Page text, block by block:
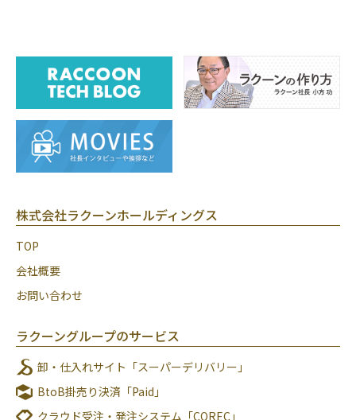
株式会社ラクーンホールディングス
TOP
会社概要
お問い合わせ
ラクーングループのサービス
卸・仕入れサイト「スーパーデリバリー」
BtoB掛売り決済「Paid」
クラウド受注・発注システム「COREC」